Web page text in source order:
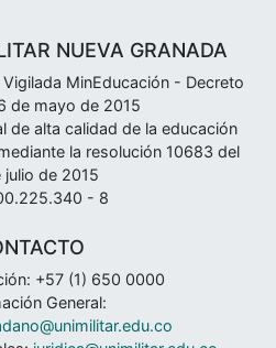
NUEVA GRANADA
MinEducación - Decreto
de mayo de 2015
de alta calidad de la educación
la resolución 10683 del
julio de 2015
- 8
+57 (1) 650 0000
General: